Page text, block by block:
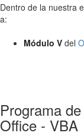
Dentro de la nuestra
a:
Módulo V del
Programa
Office - VBA